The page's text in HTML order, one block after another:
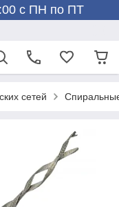
с ПН по ПТ
сетей